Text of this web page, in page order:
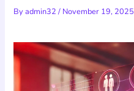
Byadmin32/ November 19, 2025